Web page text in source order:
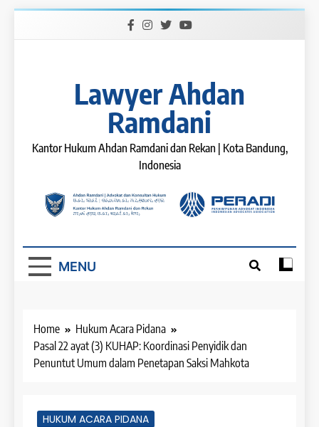
Lawyer Ahdan
Ramdani
Kantor Hukum Ahdan Ramdani dan Rekan | Kota Bandung,
Indonesia
MENU
Home
Hukum Acara Pidana
Pasal 22 ayat (3) KUHAP: Koordinasi Penyidik dan
Penuntut Umum dalam Penetapan Saksi Mahkota
HUKUM ACARA PIDANA